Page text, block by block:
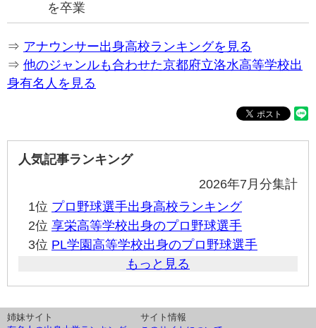
を卒業
⇒ アナウンサー出身高校ランキングを見る
⇒ 他のジャンルも合わせた京都府立洛水高等学校出
身有名人を見る
人気記事ランキング
2026年7月分集計
1位 プロ野球選手出身高校ランキング
2位 享栄高等学校出身のプロ野球選手
3位 PL学園高等学校出身のプロ野球選手
もっと見る
姉妹サイト
サイト情報